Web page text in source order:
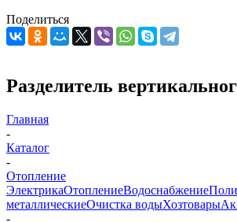
Поделиться
Разделитель
Главная
-
Каталог
-
Отопление
ЭлектрикаОтоплениеВодоснабжение
металлическиеОчистка водыХозтовары
-